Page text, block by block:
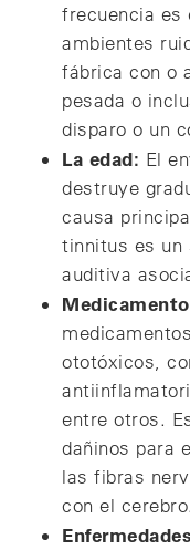
frecuencia es
ambientes
fábrica con o
pesada o
disparo o un
La edad: El
destruye
causa
tinnitus es un
auditiva
ototóxicos,
entre otros.
dañinos para
las fibras
con el cerebro.